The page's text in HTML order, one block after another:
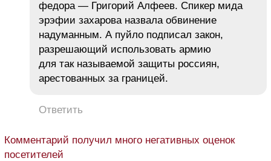
федора — Григорий Алфеев. Спикер мида
эрэфии захарова назвала обвинение
надуманным. А пуйло подписал закон,
разрешающий использовать армию
для так называемой защиты россиян,
арестованных за границей.
Ответить
Комментарий получил много негативных оценок
посетителей